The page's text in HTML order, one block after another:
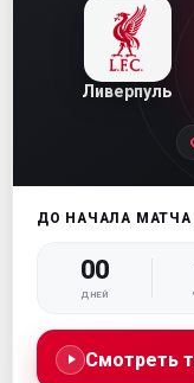
Ливерпуль
ДО НАЧАЛА МАТЧА
00
ДНЕЙ
Смотреть